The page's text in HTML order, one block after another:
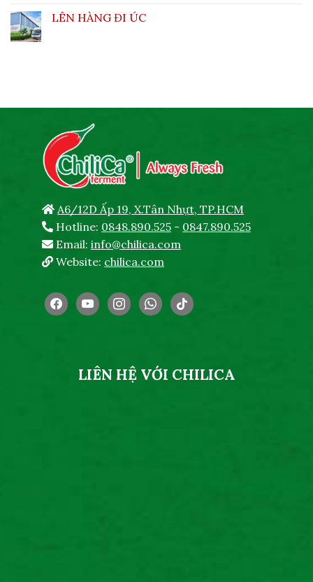
LÊN HÀNG ĐI ÚC
A6/12D Ấp 19, X.Tân Nhựt, TP.HCM
Hotline: 0848.890.525 - 0847.890.525
Email: info@chilica.com
Website: chilica.com
facebookyoutubeinstagramwhatsapp
tiktok
LIÊN HỆ VỚI CHILICA